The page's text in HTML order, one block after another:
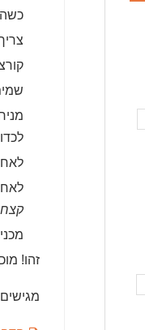
לאחר
זהו!